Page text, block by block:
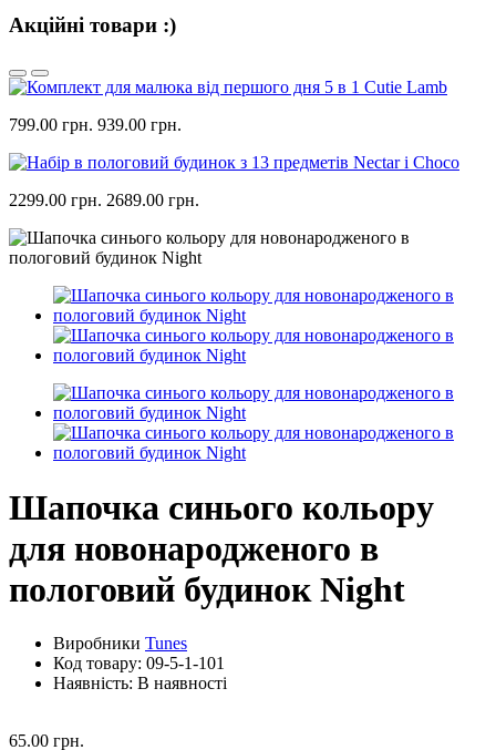
Акційні товари :)
799.00 грн. 939.00 грн.
2299.00 грн. 2689.00 грн.
Шапочка синього кольору
для новонародженого в
пологовий будинок Night
Виробники Tunes
Код товару: 09-5-1-101
Наявність: В наявності
65.00 грн.